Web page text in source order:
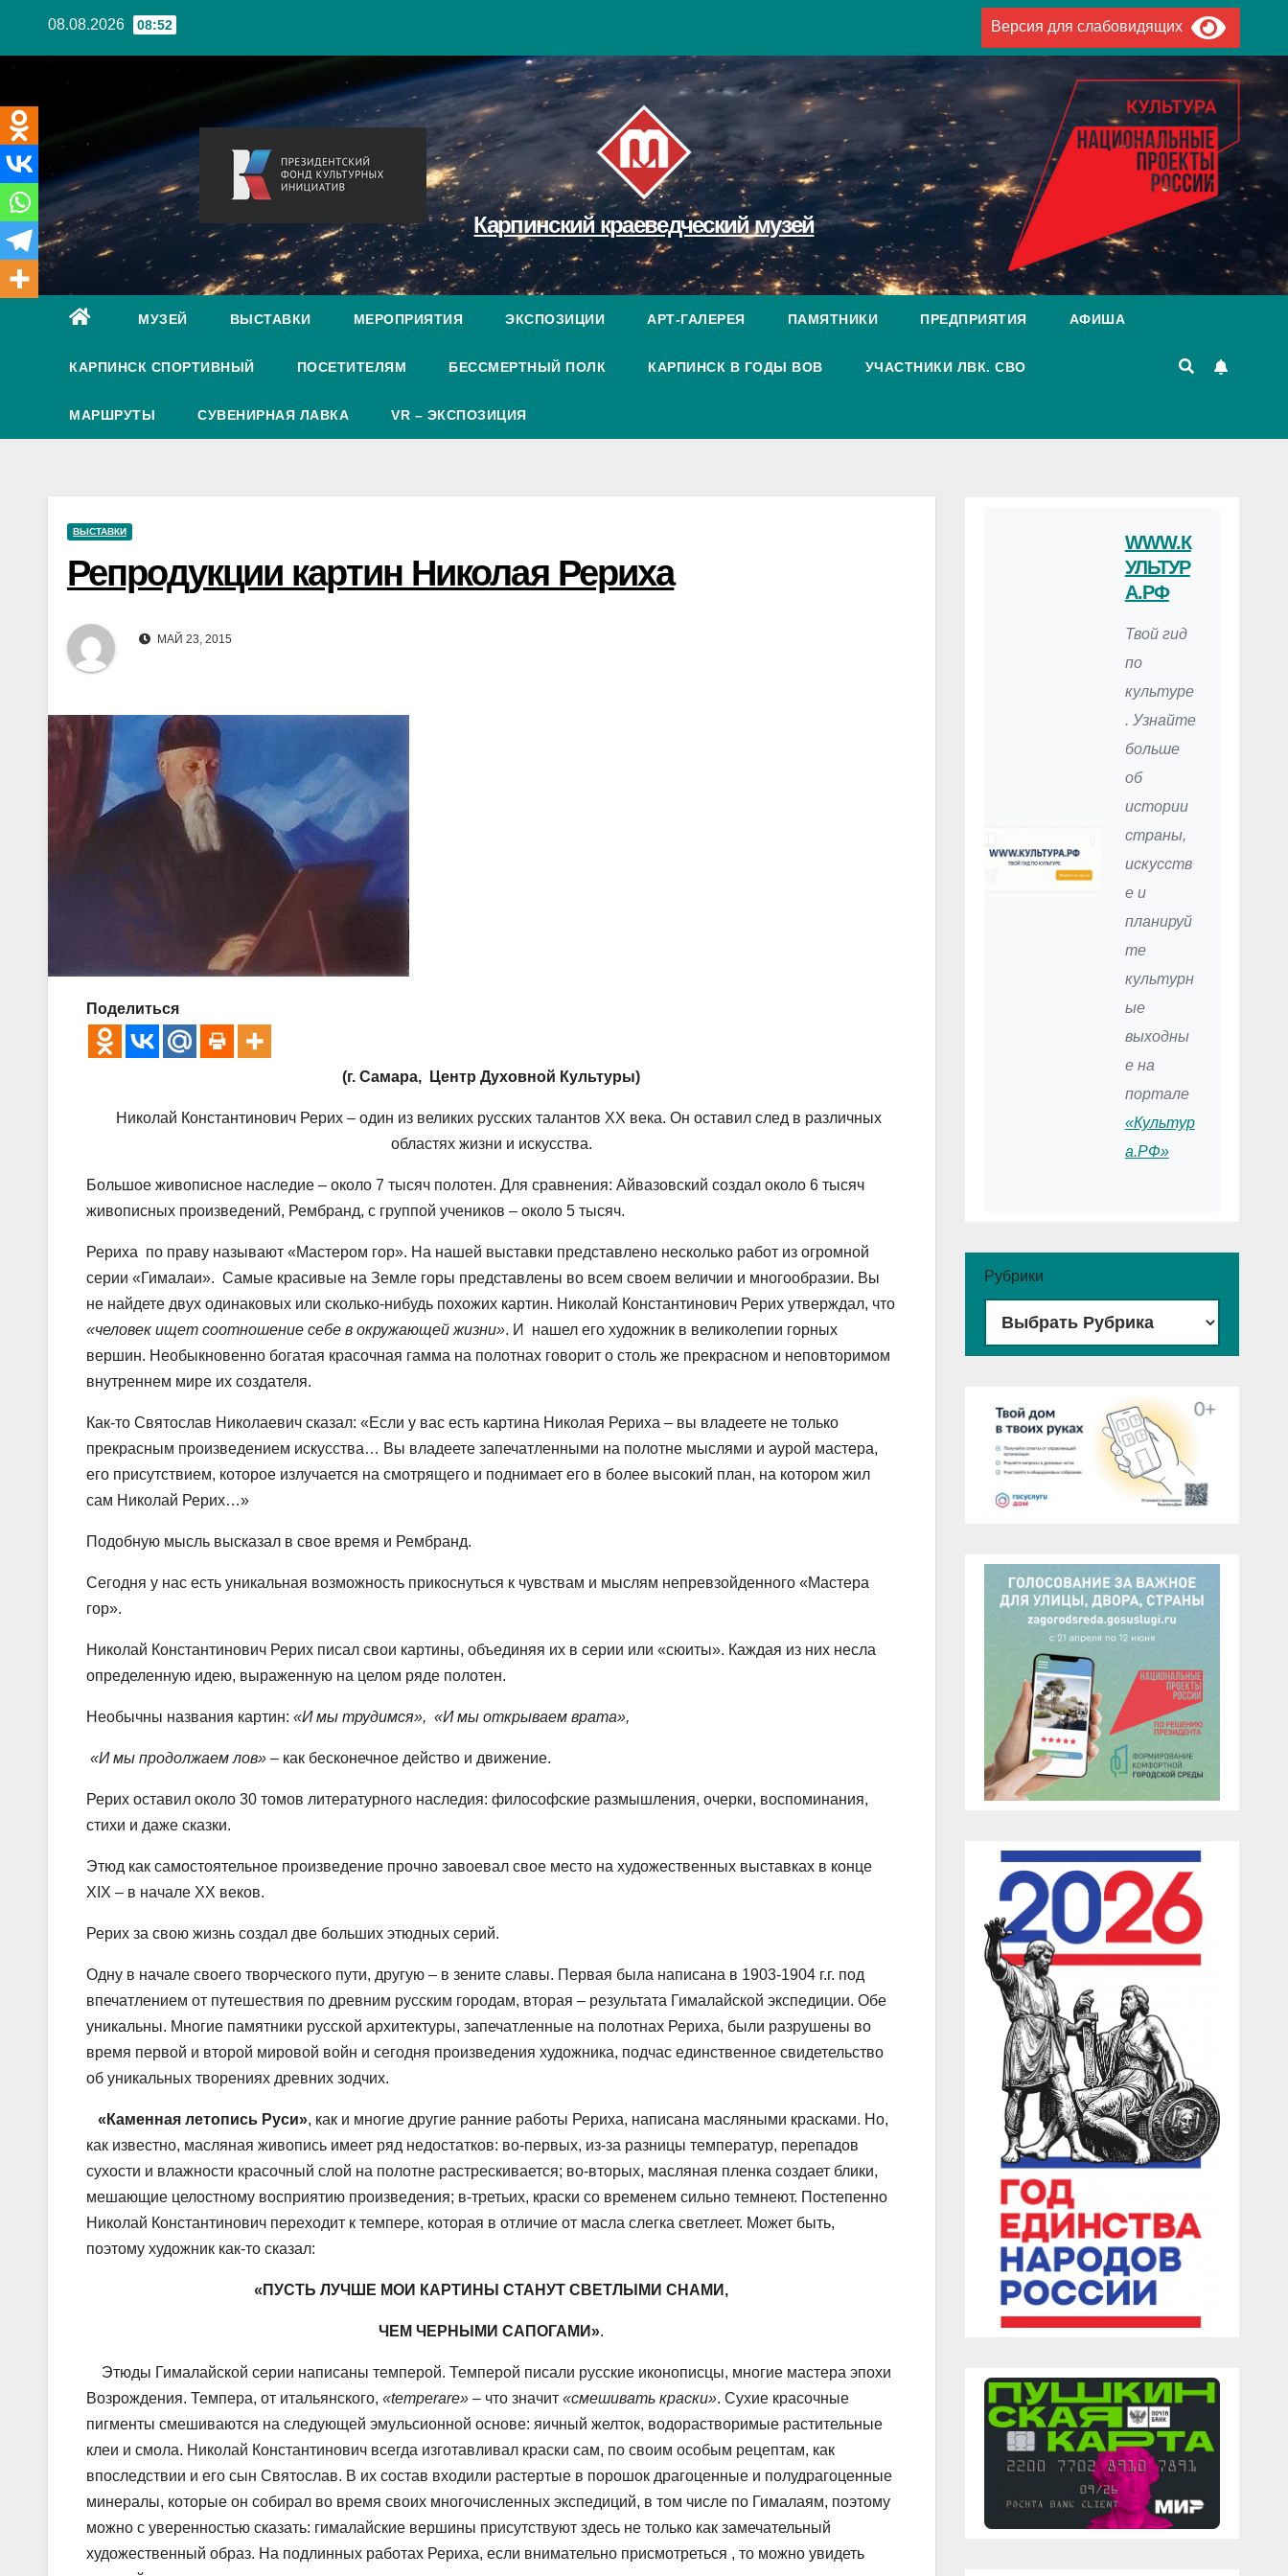
08.08.2026 08:52 Версия для слабовидящих
Карпинский краеведческий музей
МУЗЕЙ ВЫСТАВКИ МЕРОПРИЯТИЯ ЭКСПОЗИЦИИ АРТ-ГАЛЕРЕЯ ПАМЯТНИКИ ПРЕДПРИЯТИЯ АФИША
КАРПИНСК СПОРТИВНЫЙ ПОСЕТИТЕЛЯМ БЕССМЕРТНЫЙ ПОЛК КАРПИНСК В ГОДЫ ВОВ УЧАСТНИКИ ЛВК. СВО
МАРШРУТЫ СУВЕНИРНАЯ ЛАВКА VR – ЭКСПОЗИЦИЯ
WWW.К
УЛЬТУР
А.РФ
Твой гид
по
культуре
. Узнайте
больше
об
истории
страны,
искусств
е и
планируй
те
культурн
ые
выходны
е на
портале
«Культур
а.РФ»
Рубрики
ВЫСТАВКИ
Репродукции картин Николая Рериха
МАЙ 23, 2015
Поделиться
(г. Самара, Центр Духовной Культуры)
Николай Константинович Рерих – один из великих русских талантов ХХ века. Он оставил след в различных
областях жизни и искусства.
Большое живописное наследие – около 7 тысяч полотен. Для сравнения: Айвазовский создал около 6 тысяч
живописных произведений, Рембранд, с группой учеников – около 5 тысяч.
Рериха по праву называют «Мастером гор». На нашей выставки представлено несколько работ из огромной
серии «Гималаи». Самые красивые на Земле горы представлены во всем своем величии и многообразии. Вы
не найдете двух одинаковых или сколько-нибудь похожих картин. Николай Константинович Рерих утверждал, что
«человек ищет соотношение себе в окружающей жизни». И нашел его художник в великолепии горных
вершин. Необыкновенно богатая красочная гамма на полотнах говорит о столь же прекрасном и неповторимом
внутреннем мире их создателя.
Как-то Святослав Николаевич сказал: «Если у вас есть картина Николая Рериха – вы владеете не только
прекрасным произведением искусства… Вы владеете запечатленными на полотне мыслями и аурой мастера,
его присутствием, которое излучается на смотрящего и поднимает его в более высокий план, на котором жил
сам Николай Рерих…»
Подобную мысль высказал в свое время и Рембранд.
Сегодня у нас есть уникальная возможность прикоснуться к чувствам и мыслям непревзойденного «Мастера
гор».
Николай Константинович Рерих писал свои картины, объединяя их в серии или «сюиты». Каждая из них несла
определенную идею, выраженную на целом ряде полотен.
Необычны названия картин: «И мы трудимся», «И мы открываем врата»,
«И мы продолжаем лов» – как бесконечное действо и движение.
Рерих оставил около 30 томов литературного наследия: философские размышления, очерки, воспоминания,
стихи и даже сказки.
Этюд как самостоятельное произведение прочно завоевал свое место на художественных выставках в конце
XIX – в начале ХХ веков.
Рерих за свою жизнь создал две больших этюдных серий.
Одну в начале своего творческого пути, другую – в зените славы. Первая была написана в 1903-1904 г.г. под
впечатлением от путешествия по древним русским городам, вторая – результата Гималайской экспедиции. Обе
уникальны. Многие памятники русской архитектуры, запечатленные на полотнах Рериха, были разрушены во
время первой и второй мировой войн и сегодня произведения художника, подчас единственное свидетельство
об уникальных творениях древних зодчих.
«Каменная летопись Руси», как и многие другие ранние работы Рериха, написана масляными красками. Но,
как известно, масляная живопись имеет ряд недостатков: во-первых, из-за разницы температур, перепадов
сухости и влажности красочный слой на полотне растрескивается; во-вторых, масляная пленка создает блики,
мешающие целостному восприятию произведения; в-третьих, краски со временем сильно темнеют. Постепенно
Николай Константинович переходит к темпере, которая в отличие от масла слегка светлеет. Может быть,
поэтому художник как-то сказал:
«ПУСТЬ ЛУЧШЕ МОИ КАРТИНЫ СТАНУТ СВЕТЛЫМИ СНАМИ,
ЧЕМ ЧЕРНЫМИ САПОГАМИ».
Этюды Гималайской серии написаны темперой. Темперой писали русские иконописцы, многие мастера эпохи
Возрождения. Темпера, от итальянского, «temperare» – что значит «смешивать краски». Сухие красочные
пигменты смешиваются на следующей эмульсионной основе: яичный желток, водорастворимые растительные
клеи и смола. Николай Константинович всегда изготавливал краски сам, по своим особым рецептам, как
впоследствии и его сын Святослав. В их состав входили растертые в порошок драгоценные и полудрагоценные
минералы, которые он собирал во время своих многочисленных экспедиций, в том числе по Гималаям, поэтому
можно с уверенностью сказать: гималайские вершины присутствуют здесь не только как замечательный
художественный образ. На подлинных работах Рериха, если внимательно присмотреться , то можно увидеть